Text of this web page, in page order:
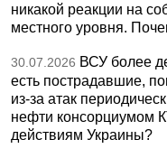
никакой реакции на
местного уровня.
30.07.2026 ВСУ более
есть пострадавшие,
из-за атак
нефти консорциумом
действиям Украины?